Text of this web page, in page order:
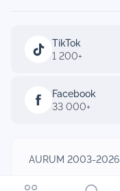
TikTok
1 200+
Facebook
33 000+
AURUM 2003-2026